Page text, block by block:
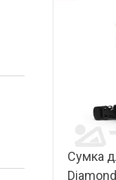
Сумка